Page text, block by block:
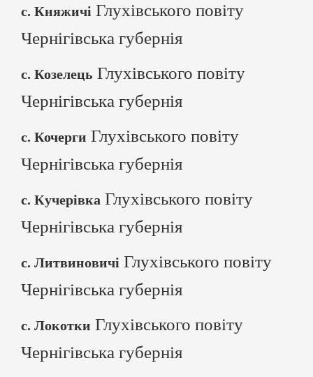
с. Княжичі Глухівського повіту
Чернігівська губернія
с. Козелець Глухівського повіту
Чернігівська губернія
с. Кочерги Глухівського повіту
Чернігівська губернія
с. Кучерівка Глухівського повіту
Чернігівська губернія
с. Литвиновичі Глухівського повіту
Чернігівська губернія
с. Локотки Глухівського повіту
Чернігівська губернія